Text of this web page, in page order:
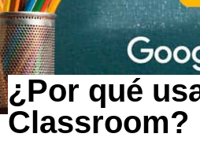
¿Por qué
Classroom?